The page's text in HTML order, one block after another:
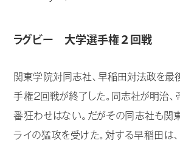
ラグビー 大学選手権２回戦
関東学院対同志社、早稲田対法政を最
手権２回戦が終了した。同志社が明治
番狂わせはない。だがその同志社も関
ライの猛攻を受けた。対する早稲田